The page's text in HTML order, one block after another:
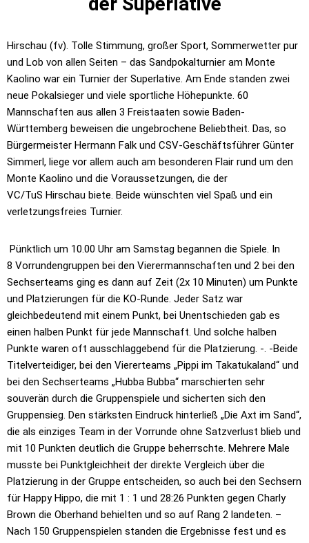
Hirschau (fv). Tolle Stimmung, großer Sport, Sommerwetter pur
und Lob von allen Seiten – das Sandpokalturnier am Monte
Kaolino war ein Turnier der Superlative. Am Ende standen zwei
neue Pokalsieger und viele sportliche Höhepunkte. 60
Mannschaften aus allen 3 Freistaaten sowie Baden-
Württemberg beweisen die ungebrochene Beliebtheit. Das, so
Bürgermeister Hermann Falk und CSV-Geschäftsführer Günter
Simmerl, liege vor allem auch am besonderen Flair rund um den
Monte Kaolino und die Voraussetzungen, die der
VC/TuS Hirschau biete. Beide wünschten viel Spaß und ein
verletzungsfreies Turnier.
Pünktlich um 10.00 Uhr am Samstag begannen die Spiele. In
8 Vorrundengruppen bei den Vierermannschaften und 2 bei den
Sechserteams ging es dann auf Zeit (2x 10 Minuten) um Punkte
und Platzierungen für die KO-Runde. Jeder Satz war
gleichbedeutend mit einem Punkt, bei Unentschieden gab es
einen halben Punkt für jede Mannschaft. Und solche halben
Punkte waren oft ausschlaggebend für die Platzierung. -. -Beide
Titelverteidiger, bei den Viererteams „Pippi im Takatukaland“ und
bei den Sechserteams „Hubba Bubba“ marschierten sehr
souverän durch die Gruppenspiele und sicherten sich den
Gruppensieg. Den stärksten Eindruck hinterließ „Die Axt im Sand“,
die als einziges Team in der Vorrunde ohne Satzverlust blieb und
mit 10 Punkten deutlich die Gruppe beherrschte. Mehrere Male
musste bei Punktgleichheit der direkte Vergleich über die
Platzierung in der Gruppe entscheiden, so auch bei den Sechsern
für Happy Hippo, die mit 1 : 1 und 28:26 Punkten gegen Charly
Brown die Oberhand behielten und so auf Rang 2 landeten. –
Nach 150 Gruppenspielen standen die Ergebnisse fest und es